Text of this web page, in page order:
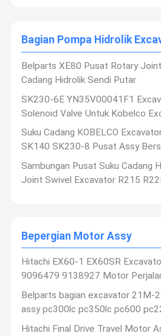
Bagian Pompa Hidrolik
Belparts XE80 Pusat Rotary
Cadang Hidrolik Sendi Putar
SK230-6E YN35V00041F1
Solenoid Valve Untuk Kobelco
Suku Cadang KOBELCO
SK140 SK230-8 Pusat Assy
Sambungan Pusat Suku Cadang
Joint Swivel Excavator R215
Bepergian Motor Assy
Hitachi EX60-1 EX60SR
9096479 9138927 Motor
Belparts bagian excavator 21M-
assy pc300lc pc350lc pc600
Hitachi Final Drive Travel Motor